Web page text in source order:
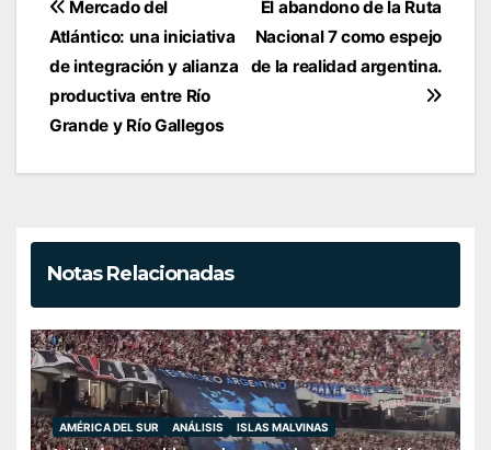
Navegación
de
entradas
El abandono de la Ruta
Nacional 7 como espejo
de la realidad argentina.
Mercado del
Atlántico: una iniciativa
de integración y alianza
productiva entre Río
Grande y Río Gallegos
Notas Relacionadas
AMÉRICA DEL SUR ANÁLISIS ISLAS MALVINAS